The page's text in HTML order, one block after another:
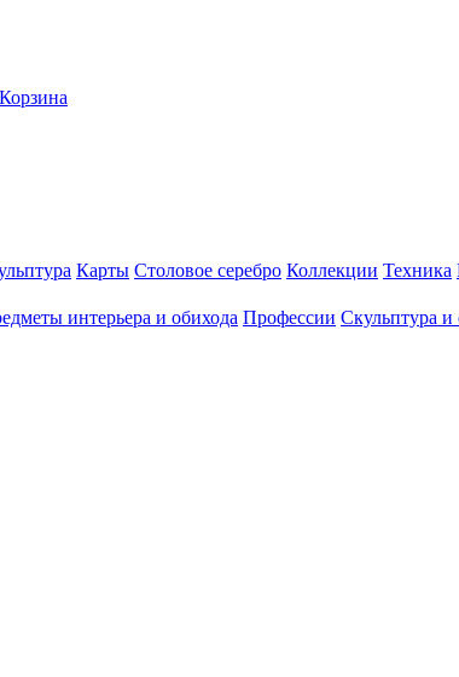
Корзина
Карты Столовое серебро Коллекции Техника
интерьера и обихода Профессии Скульптура и